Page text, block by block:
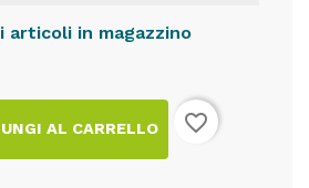
articoli in magazzino
AL CARRELLO favorite_border